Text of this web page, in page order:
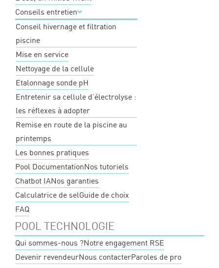
Conseils entretien
Conseil hivernage et filtration
piscine
Mise en service
Nettoyage de la cellule
Etalonnage sonde pH
Entretenir sa cellule d’électrolyse :
les réflexes à adopter
Remise en route de la piscine au
printemps
Les bonnes pratiques
Pool DocumentationNos tutoriels
Chatbot IANos garanties
Calculatrice de selGuide de choix
FAQ
POOL TECHNOLOGIE
Qui sommes-nous ?Notre engagement RSE
Devenir revendeurNous contacterParoles de pro